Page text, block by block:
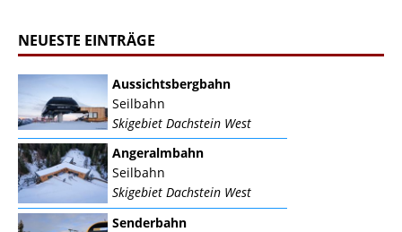
NEUESTE EINTRÄGE
Aussichtsbergbahn
Seilbahn
Skigebiet Dachstein West
Angeralmbahn
Seilbahn
Skigebiet Dachstein West
Senderbahn